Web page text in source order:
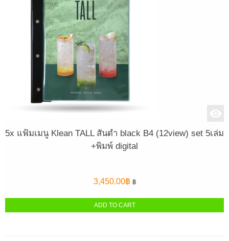
5x แฟ้มเมนู Klean TALL สันดำ black B4 (12view) set 5เล่ม
+พิมพ์ digital
3,450.00฿ ฿
ADD TO CART